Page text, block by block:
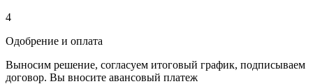
4
Одобрение и оплата
Выносим решение, согласуем итоговый график, подписываем
договор. Вы вносите авансовый платеж